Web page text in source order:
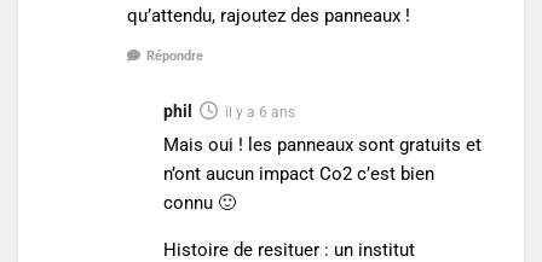
qu’attendu, rajoutez des panneaux !
Répondre
phil il y a 6 ans
Mais oui ! les panneaux sont gratuits et
n’ont aucun impact Co2 c’est bien
connu 🙂
Histoire de resituer : un institut